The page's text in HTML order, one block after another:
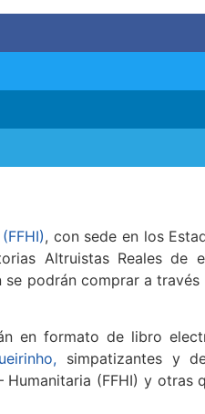
, con sede en los
Altruistas Reales de
se podrán comprar a
en formato de libro
simpatizantes y
(FFHI) y otras